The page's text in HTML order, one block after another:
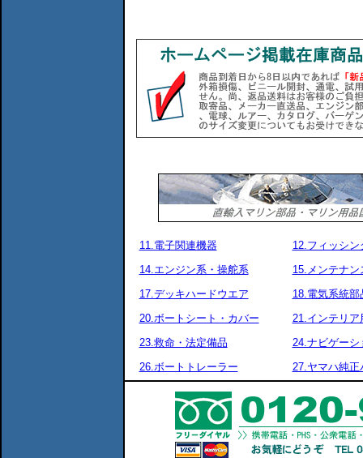
11.電子関連機器
12.フィッシン
14.エンジン系・操舵系
15.メンテナン
17.デッキハードウエア
18.電気系統部
20.ボートシート・カバー
21.インテリア
23.救命・法定備品
24.ナビゲーシ
26.ボートトレーラー
27.ヤマハ純正